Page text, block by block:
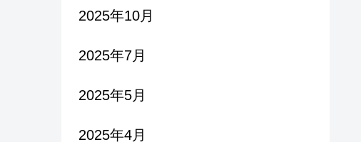
2025年10月
2025年7月
2025年5月
2025年4月